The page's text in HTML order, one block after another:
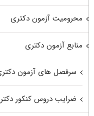
محرومیت آزمون دکتری
منابع آزمون دکتری
سرفصل های آزمون
ضرایب دروس کنکور